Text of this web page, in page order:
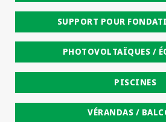
SUPPORT POUR
PHOTOVOLTAÏQUES /
PISCINES
VÉRANDAS /